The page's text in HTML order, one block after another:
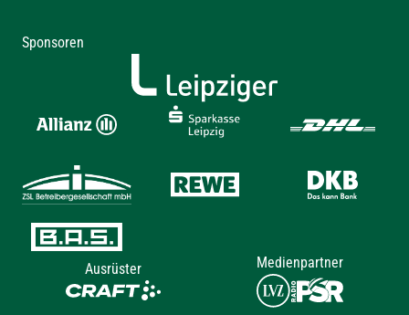
Sponsoren
Ausrüster Medienpartner